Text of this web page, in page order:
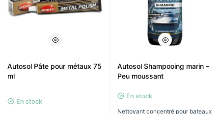
Autosol Pâte pour métaux 75
ml
En stock
Autosol Shampooing marin –
Peu moussant
En stock
Nettoyant concentré pour bateaux